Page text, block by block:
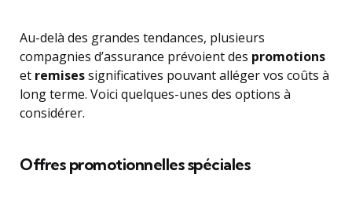
Au-delà des grandes tendances, plusieurs
compagnies d’assurance prévoient des promotions
et remisessignificatives pouvant alléger vos coûts à
long terme. Voici quelques-unes des options à
considérer.
Offres promotionnelles spéciales